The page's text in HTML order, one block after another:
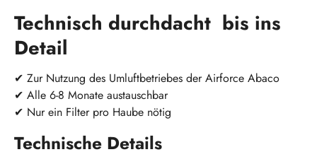
Technisch durchdacht bis ins
Detail
✔ Zur Nutzung des Umluftbetriebes der Airforce Abaco
✔ Alle 6-8 Monate austauschbar
✔ Nur ein Filter pro Haube nötig
Technische Details